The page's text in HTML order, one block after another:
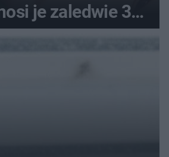
je zaledwie 3
kobiety